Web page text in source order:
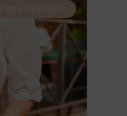
Petite Mendigote